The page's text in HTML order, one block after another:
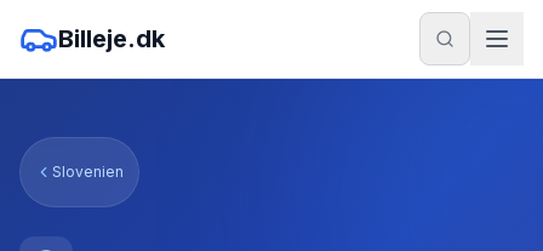
Billeje.dk
Slovenien